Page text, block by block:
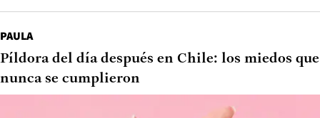
PAULA
Píldora del día después en Chile: los miedos que
nunca se cumplieron